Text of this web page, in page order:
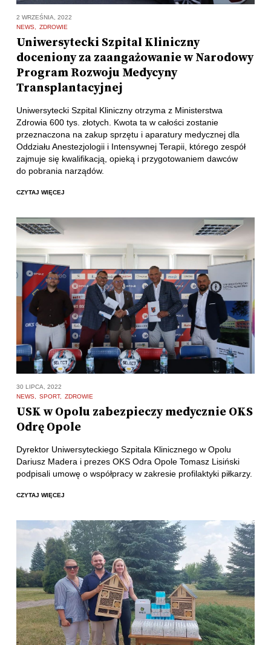
2 WRZEŚNIA, 2022
NEWS
ZDROWIE
Uniwersytecki Szpital Kliniczny
doceniony za zaangażowanie w Narodowy
Program Rozwoju Medycyny
Transplantacyjnej
Uniwersytecki Szpital Kliniczny otrzyma z Ministerstwa
Zdrowia 600 tys. złotych. Kwota ta w całości zostanie
przeznaczona na zakup sprzętu i aparatury medycznej dla
Oddziału Anestezjologii i Intensywnej Terapii, którego zespół
zajmuje się kwalifikacją, opieką i przygotowaniem dawców
do pobrania narządów.
CZYTAJ WIĘCEJ
30 LIPCA, 2022
NEWS
SPORT ZDROWIE
USK w Opolu zabezpieczy medycznie OKS
Odrę Opole
Dyrektor Uniwersyteckiego Szpitala Klinicznego w Opolu
Dariusz Madera i prezes OKS Odra Opole Tomasz Lisiński
podpisali umowę o współpracy w zakresie profilaktyki piłkarzy.
CZYTAJ WIĘCEJ